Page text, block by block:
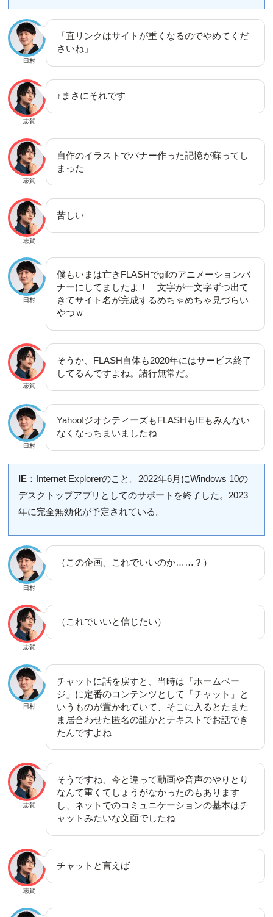
田村
「直リンクはサイトが重くなるのでやめてくだ
さいね」
志賀
↑まさにそれです
志賀
自作のイラストでバナー作った記憶が蘇ってし
まった
志賀
苦しい
田村
僕もいまは亡きFLASHでgifのアニメーションバ
ナーにしてましたよ！ 文字が一文字ずつ出て
きてサイト名が完成するめちゃめちゃ見づらい
やつｗ
志賀
そうか、FLASH自体も2020年にはサービス終了
してるんですよね。諸行無常だ。
田村
Yahoo!ジオシティーズもFLASHもIEもみんない
なくなっちまいましたね
IE：Internet Explorerのこと。2022年6月にWindows 10の
デスクトップアプリとしてのサポートを終了した。2023
年に完全無効化が予定されている。
田村
（この企画、これでいいのか……？）
志賀
（これでいいと信じたい）
田村
チャットに話を戻すと、当時は「ホームペー
ジ」に定番のコンテンツとして「チャット」と
いうものが置かれていて、そこに入るとたまた
ま居合わせた匿名の誰かとテキストでお話でき
たんですよね
志賀
そうですね、今と違って動画や音声のやりとり
なんて重くてしょうがなかったのもあります
し、ネットでのコミュニケーションの基本はチ
ャットみたいな文面でしたね
志賀
チャットと言えば